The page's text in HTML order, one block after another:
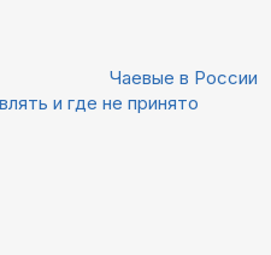
Чаевые в России
и где не принято